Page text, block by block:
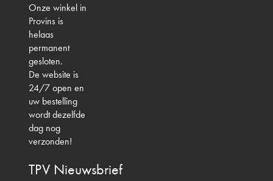
Onze winkel in
Provins is
helaas
permanent
gesloten.
De website is
24/7 open en
uw bestelling
wordt dezelfde
dag nog
verzonden!
TPV Nieuwsbrief